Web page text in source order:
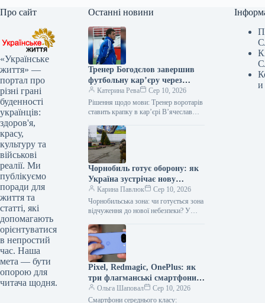
Про сайт
«Українське
життя» —
портал про
різні грані
буденності
українців:
здоров'я,
красу,
культуру та
військові
реалії. Ми
публікуємо
поради для
життя та
статті, які
допомагають
орієнтуватися
в непростий
час. Наша
мета — бути
опорою для
читача щодня.
Останні новини
Тренер Богодєлов завершив
футбольну кар’єру через
штраф за спілкування
російською
Катерина Рева
Сер 10, 2026
Рішення щодо мови: Тренер воротарів
ставить крапку в кар’єрі В’ячеслав
футбольного клубу “Діназ”, прийняв
несподіване рішення…
Чорнобиль готує оборону: як
Україна зустрічає нову
загрозу з РФ
Карина Павлюк
Сер 10, 2026
Чорнобильська зона: чи готується зона
відчуження до нової небезпеки? У
тимчасово захопили Чорнобильську
АЕС, облаштувавши позиції…
Pixel, Redmagic, OnePlus: як
три флагманські смартфони
заощадять твій бюджет
Ольга Шаповал
Сер 10, 2026
Смартфони середнього класу:
и